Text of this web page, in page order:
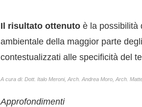
Il risultato ottenuto è la possibilità
ambientale della maggior parte
contestualizzati alle specificità del
A cura di: Dott. Italo Meroni, Arch. Andrea Moro, Arch.
Approfondimenti